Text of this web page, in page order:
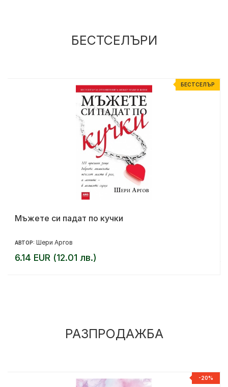
БЕСТСЕЛЪРИ
БЕСТСЕЛЪР
Мъжете си падат по кучки
АВТОР: Шери Аргов
6.14 EUR (12.01 лв.)
РАЗПРОДАЖБА
-20%